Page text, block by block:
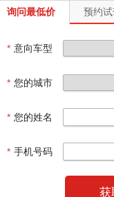
询问最低价 预约
* 意向车型
* 您的城市
* 您的姓名
* 手机号码
获